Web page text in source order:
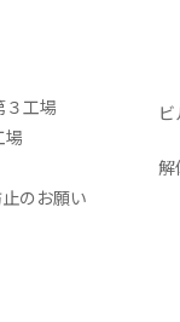
３工場
場
のお願い
解